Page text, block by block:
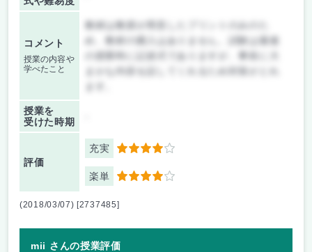
コメント
授業の内容や
学べたこと
め、教材の購入はありません。試験は最後
の授業時に記述式でありますが、事前に大
授業を
受けた時期
評価
充実 4
楽単 4
(2018/03/07) [2737485]
mii さんの授業評価